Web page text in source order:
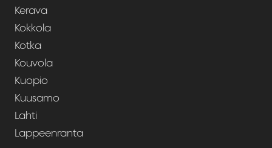
Kerava
Kokkola
Kotka
Kouvola
Kuopio
Kuusamo
Lahti
Lappeenranta